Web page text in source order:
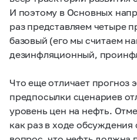
И поэтому в Основных
раз представляем четыре
базовый (его мы считаем
дезинфляционный,
Что еще отличает прогноз
предпосылки сценариев
уровень цен на нефть.
как раз в ходе